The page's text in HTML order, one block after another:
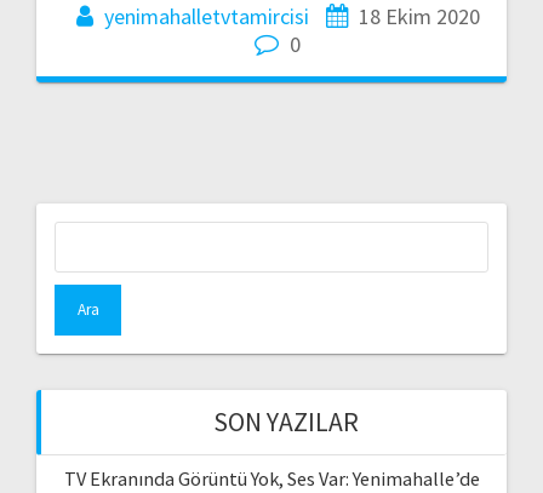
yenimahalletvtamircisi
18 Ekim 2020
0
SON YAZILAR
TV Ekranında Görüntü Yok, Ses Var: Yenimahalle’de